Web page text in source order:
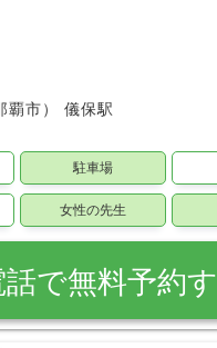
市）
儀保駅
駐車場
女性の先生
話で無料予約